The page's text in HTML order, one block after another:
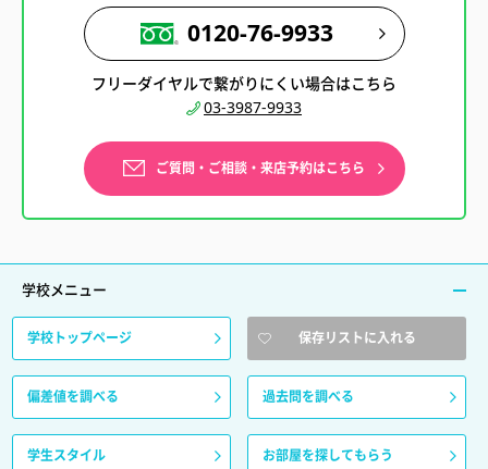
0120-76-9933
フリーダイヤルで繋がりにくい場合はこちら
03-3987-9933
ご質問・ご相談・来店予約はこちら
学校メニュー
学校トップページ 保存リストに入れる
偏差値を調べる 過去問を調べる
学生スタイル お部屋を探してもらう